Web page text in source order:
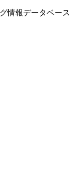
情報データベース